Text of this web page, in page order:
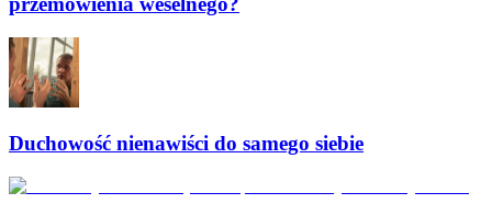
Duchowość nienawiści do samego siebie